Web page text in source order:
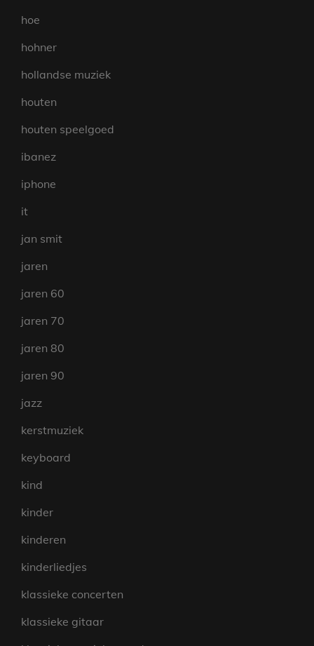
hoe
hohner
hollandse muziek
houten
houten speelgoed
ibanez
iphone
it
jan smit
jaren
jaren 60
jaren 70
jaren 80
jaren 90
jazz
kerstmuziek
keyboard
kind
kinder
kinderen
kinderliedjes
klassieke concerten
klassieke gitaar